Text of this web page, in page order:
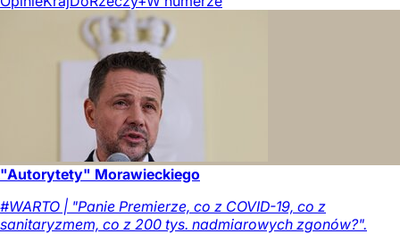
"Autorytety" Morawieckiego
#WARTO | "Panie Premierze, co z COVID-19, co z
sanitaryzmem, co z 200 tys. nadmiarowych zgonów?".